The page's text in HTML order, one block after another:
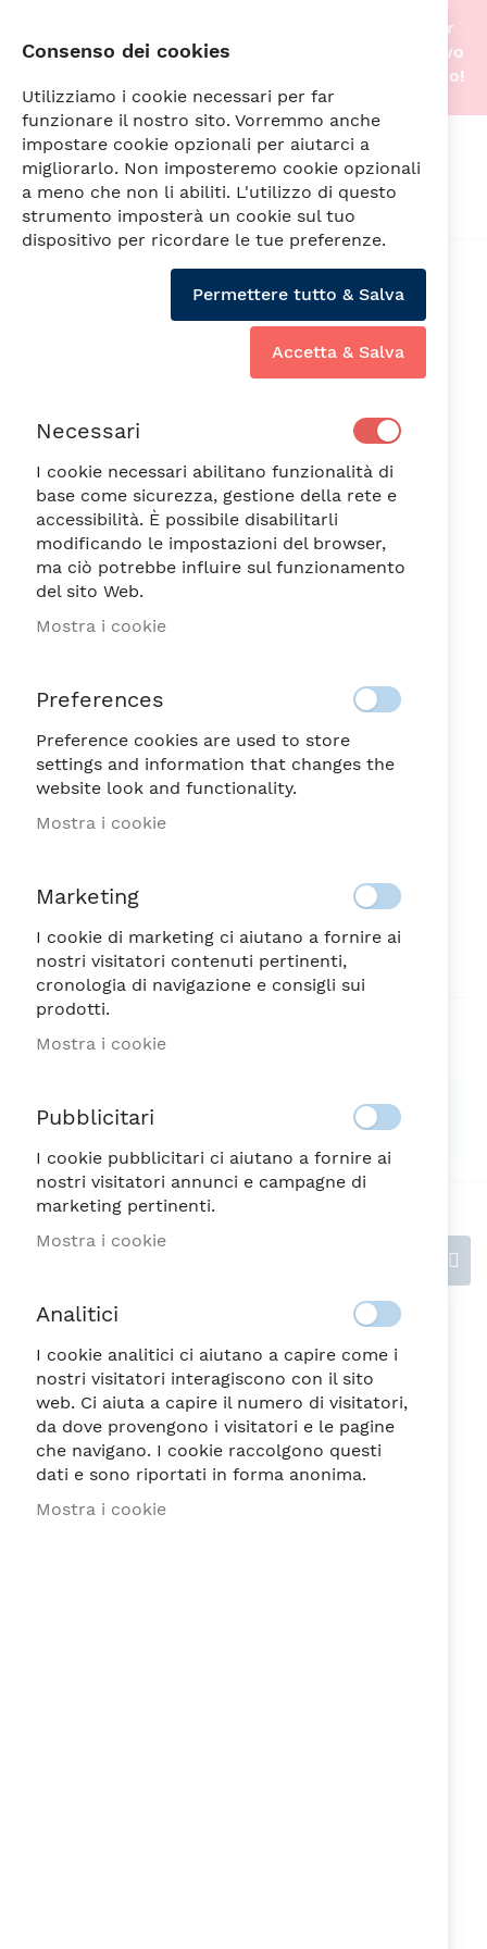
Stiamo traslocando nella nostra nuova sede! Per
questo motivo gli acquisti online saranno di nuovo
attivi non appena tutto sarà pronto. A prestissimo!
BALI BIANCO COPPA
64,70
NON DISPONIBILE SKU 53875
Sii il primo a recensire questo prodotto
Coppa di dimensioni 24x12 cm, in colore bianco,
realizzato in ceramica ed ispirato nelle sue forme
alla natura e allo spirito esotico di luoghi lontani.
Aggiungi alla lista desideri
Vai
all'inizio
immagini
Scrivi la tua recensione
Valutazione
1
stella
2
Stelle
3
Stelle
4
Stelle
5
Stelle
Consenso dei cookies
Utilizziamo i cookie necessari per far
funzionare il nostro sito. Vorremmo anche
impostare cookie opzionali per aiutarci a
migliorarlo. Non imposteremo cookie opzionali
a meno che non li abiliti. L'utilizzo di questo
strumento imposterà un cookie sul tuo
dispositivo per ricordare le tue preferenze.
Permettere tutto & Salva
Accetta & Salva
Necessari
I cookie necessari abilitano funzionalità di
base come sicurezza, gestione della rete e
accessibilità. È possibile disabilitarli
modificando le impostazioni del browser,
ma ciò potrebbe influire sul funzionamento
del sito Web.
Mostra i cookie
Preferences
Preference cookies are used to store
settings and information that changes the
website look and functionality.
Mostra i cookie
Marketing
I cookie di marketing ci aiutano a fornire ai
nostri visitatori contenuti pertinenti,
cronologia di navigazione e consigli sui
prodotti.
Mostra i cookie
Pubblicitari
I cookie pubblicitari ci aiutano a fornire ai
nostri visitatori annunci e campagne di
marketing pertinenti.
Mostra i cookie
Analitici
I cookie analitici ci aiutano a capire come i
nostri visitatori interagiscono con il sito
web. Ci aiuta a capire il numero di visitatori,
da dove provengono i visitatori e le pagine
che navigano. I cookie raccolgono questi
dati e sono riportati in forma anonima.
Mostra i cookie